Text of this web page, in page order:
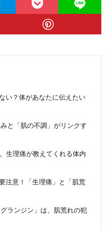
い？体があなたに伝えたい
と「肌の不調」がリンクす
生理痛が教えてくれる体内
注意！「生理痛」と「肌荒
ランジン」は、肌荒れの犯